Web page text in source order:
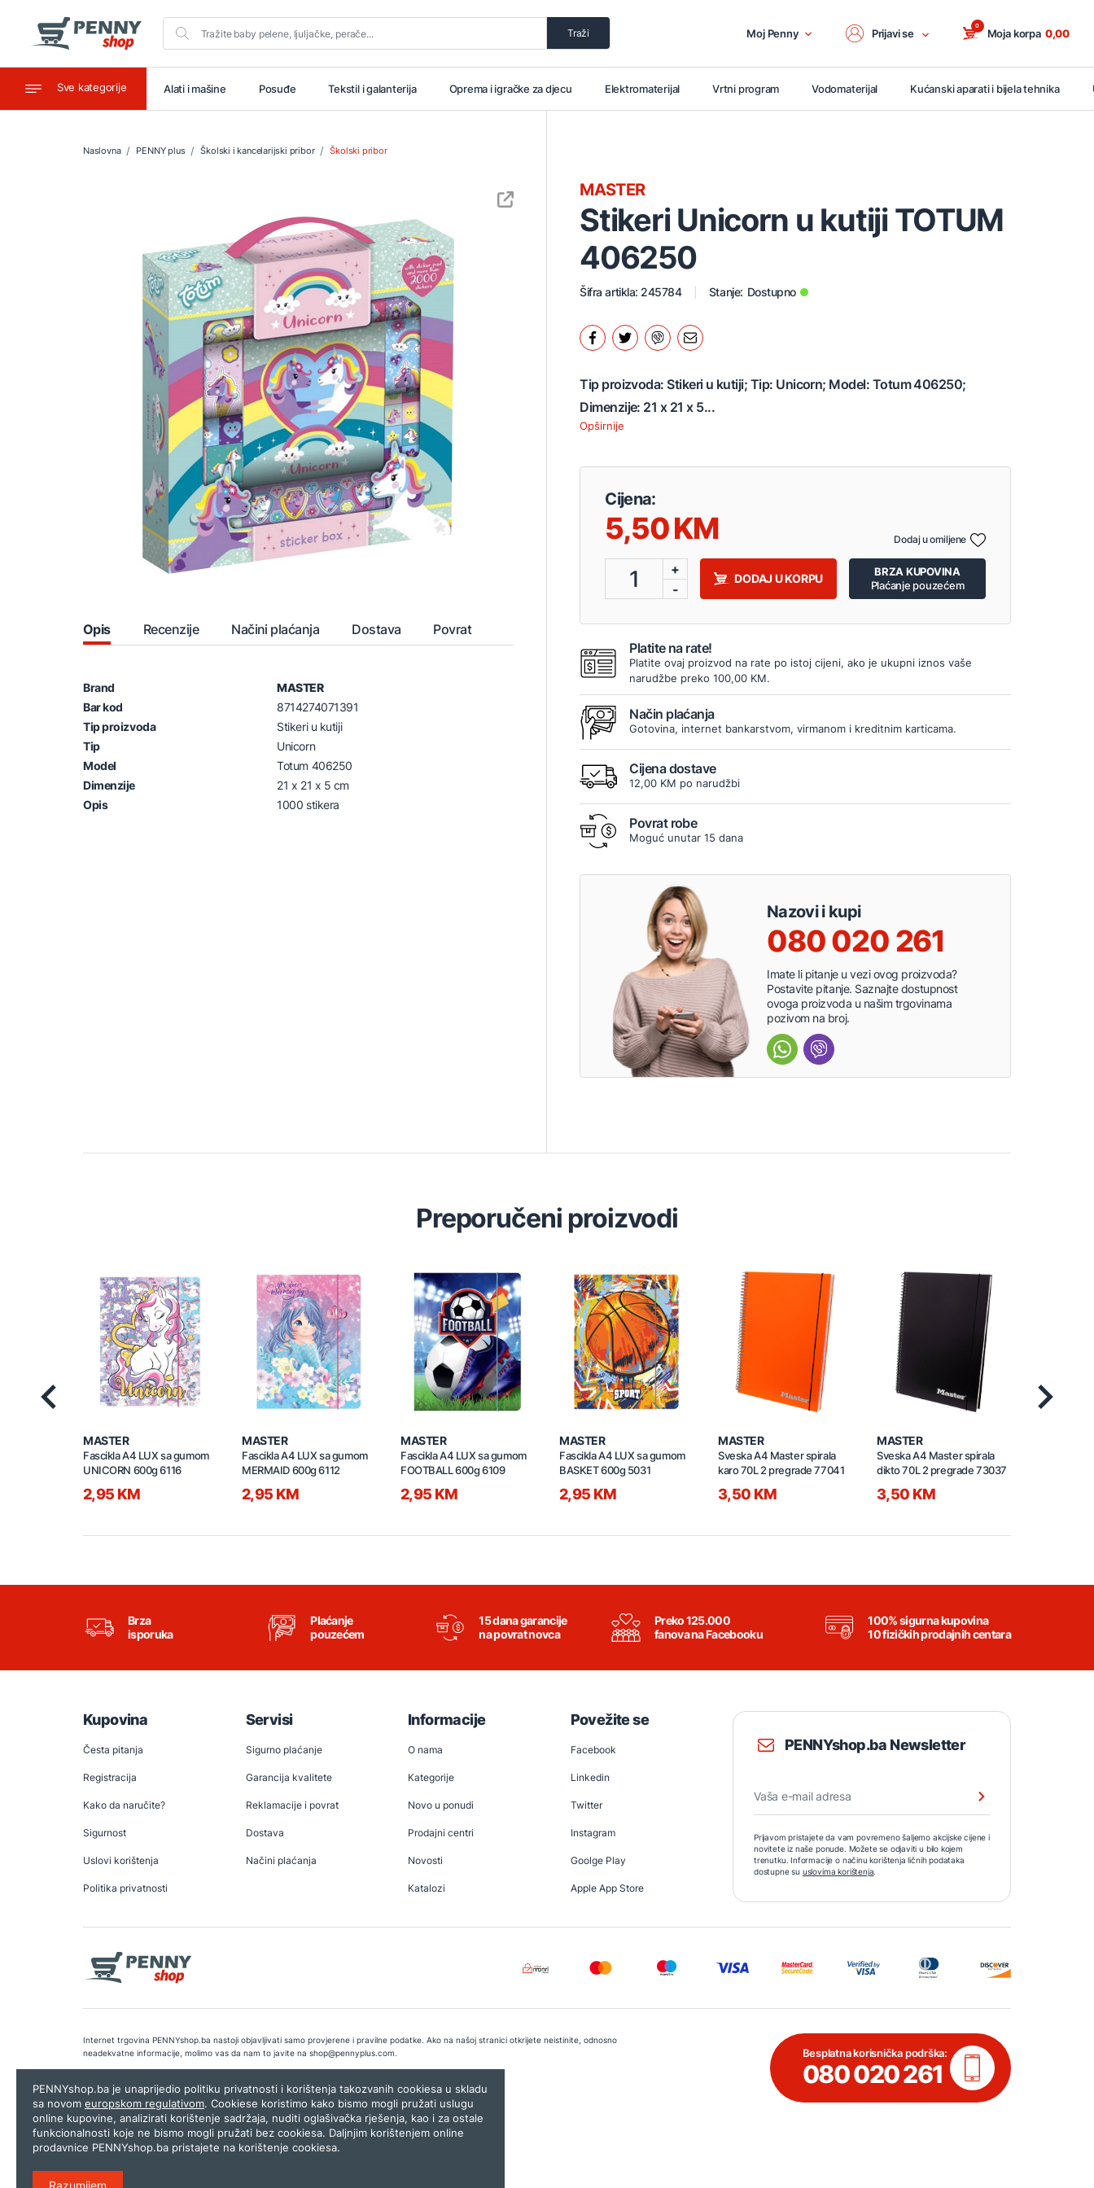
Traži Moj Penny Prijavi se Moja korpa
0
0,00
Sve kategorije
Ugostiteljstvo Alati i mašine Posuđe Tekstil i galanterija Oprema i igračke za djecu Elektromaterijal Vrtni program Vodomaterijal Kućanski aparati i bijela tehnika
Naslovna PENNY plus Školski i kancelarijski pribor Školski pribor
Opis Recenzije Načini plaćanja Dostava Povrat
Brand
MASTER
Bar kod
8714274071391
Tip proizvoda
Stikeri u kutiji
Tip
Unicorn
Model
Totum 406250
Dimenzije
21 x 21 x 5 cm
Opis
1000 stikera
Stikeri Unicorn u kutiji TOTUM
406250
MASTER
Šifra artikla: 245784 Stanje: Dostupno
Tip proizvoda: Stikeri u kutiji; Tip: Unicorn; Model: Totum 406250;
Dimenzije: 21 x 21 x 5...
Opširnije
Cijena:
5,50
1
+
-
DODAJ U KORPU
BRZA KUPOVINA
Plaćanje pouzećem
Dodaj u omiljene
Platite na rate!
Platite ovaj proizvod na rate po istoj cijeni, ako je ukupni iznos vaše
narudžbe preko 100,00 KM.
Način plaćanja
Gotovina, internet bankarstvom, virmanom i kreditnim karticama.
Cijena dostave
12,00 KM po narudžbi
Povrat robe
Moguć unutar 15 dana
Nazovi i kupi
080 020 261
Imate li pitanje u vezi ovog proizvoda?
Postavite pitanje. Saznajte dostupnost
ovoga proizvoda u našim trgovinama
pozivom na broj.
Preporučeni proizvodi
MASTER
Fascikla A4 LUX sa gumom
UNICORN 600g 6116
2,95 KM
MASTER
Fascikla A4 LUX sa gumom
MERMAID 600g 6112
2,95 KM
MASTER
Fascikla A4 LUX sa gumom
FOOTBALL 600g 6109
2,95 KM
MASTER
Fascikla A4 LUX sa gumom
BASKET 600g 5031
2,95 KM
MASTER
Sveska A4 Master spirala
karo 70L 2 pregrade 77041
3,50 KM
MASTER
Sveska A4 Master spirala
dikto 70L 2 pregrade 73037
3,50 KM
Brza
isporuka
Plaćanje
pouzećem
15 dana garancije
na povrat novca
Preko 125.000
fanova na Facebooku
100% sigurna kupovina
10 fizičkih prodajnih centara
PENNYshop.ba Newsletter
Prijavom pristajete da vam povremeno šaljemo akcijske cijene i
novitete iz naše ponude. Možete se odjaviti u bilo kojem
trenutku. Informacije o načinu korištenja ličnih podataka
dostupne su uslovima korištenja.
Kupovina
Česta pitanja
Registracija
Kako da naručite?
Sigurnost
Uslovi korištenja
Politika privatnosti
Servisi
Sigurno plaćanje
Garancija kvalitete
Reklamacije i povrat
Dostava
Načini plaćanja
Informacije
O nama
Kategorije
Novo u ponudi
Prodajni centri
Novosti
Katalozi
Povežite se
Facebook
Linkedin
Twitter
Instagram
Goolge Play
Apple App Store
Besplatna korisnička podrška:
080 020 261
Internet trgovina PENNYshop.ba nastoji objavljivati samo provjerene i pravilne podatke. Ako na našoj stranici otkrijete neistinite, odnosno
neadekvatne informacije, molimo vas da nam to javite na shop@pennyplus.com.
Copyright © 2026.Penny plus d.o.o. Sarajevo.Dizajn i programiranje:Lampa.ba
PENNYshop.ba je unaprijedio politiku privatnosti i korištenja takozvanih cookiesa u skladu
sa novom europskom regulativom. Cookiese koristimo kako bismo mogli pružati uslugu
online kupovine, analizirati korištenje sadržaja, nuditi oglašivačka rješenja, kao i za ostale
funkcionalnosti koje ne bismo mogli pružati bez cookiesa. Daljnjim korištenjem online
prodavnice PENNYshop.ba pristajete na korištenje cookiesa.
Razumijem